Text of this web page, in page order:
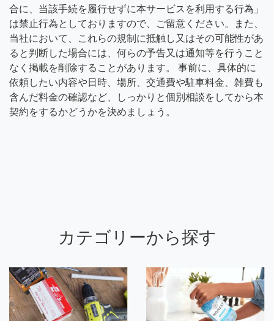
合に、当該手続を履行せずに本サービスを利用する行為」
は禁止行為としておりますので、ご留意ください。また、
当社において、これらの規制に抵触し又はその可能性があ
ると判断した場合には、何らの予告又は通知等を行うこと
なく掲載を削除することがあります。 事前に、具体的に
依頼したい内容や日時、場所、交通費や駐車料金、雑費も
含んだ料金の確認など、しっかりと個別相談をしてから本
契約をするかどうかを決めましょう。
カテゴリーから探す